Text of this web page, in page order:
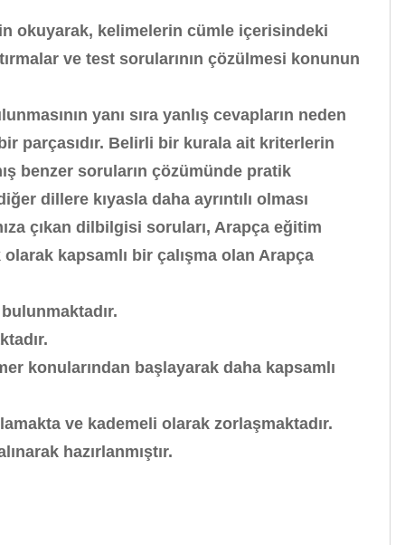
okuyarak, kelimelerin cümle içerisindeki
ve test sorularının çözülmesi konunun
yanı sıra yanlış cevapların neden
parçasıdır. Belirli bir kurala ait kriterlerin
benzer soruların çözümünde pratik
dillere kıyasla daha ayrıntılı olması
çıkan dilbilgisi soruları, Arapça eğitim
kapsamlı bir çalışma olan Arapça
konularından başlayarak daha kapsamlı
ve kademeli olarak zorlaşmaktadır.
hazırlanmıştır.